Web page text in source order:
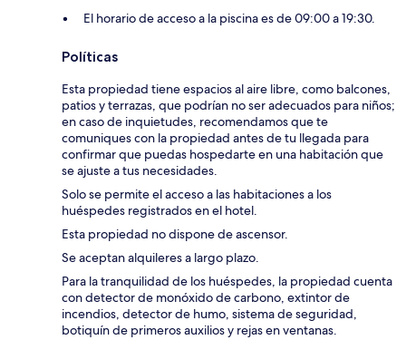
El horario de acceso a la piscina es de 09:00 a 19:30.
Políticas
Esta propiedad tiene espacios al aire libre, como balcones,
patios y terrazas, que podrían no ser adecuados para niños;
en caso de inquietudes, recomendamos que te
comuniques con la propiedad antes de tu llegada para
confirmar que puedas hospedarte en una habitación que
se ajuste a tus necesidades.
Solo se permite el acceso a las habitaciones a los
huéspedes registrados en el hotel.
Esta propiedad no dispone de ascensor.
Se aceptan alquileres a largo plazo.
Para la tranquilidad de los huéspedes, la propiedad cuenta
con detector de monóxido de carbono, extintor de
incendios, detector de humo, sistema de seguridad,
botiquín de primeros auxilios y rejas en ventanas.